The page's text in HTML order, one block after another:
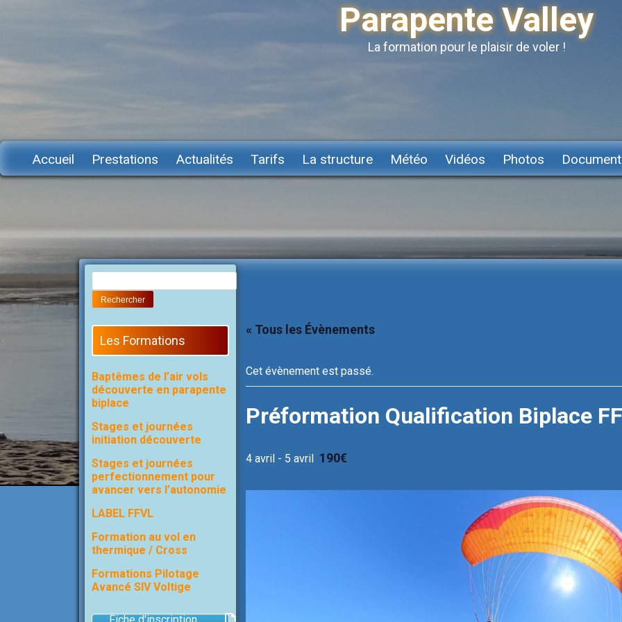
Parapente Valley
La formation pour le plaisir de voler !
Accueil Prestations Actualités Tarifs La structure Météo Vidéos Photos
« Tous les Évènements
Cet évènement est passé.
Préformation Qualification Biplace
4 avril - 5 avril 190€
Rechercher :
Les Formations
Baptêmes de l’air vols
découverte en parapente
biplace
Stages et journées
initiation découverte
Stages et journées
perfectionnement pour
avancer vers l’autonomie
LABEL FFVL
Formation au vol en
thermique / Cross
Formations Pilotage
Avancé SIV Voltige